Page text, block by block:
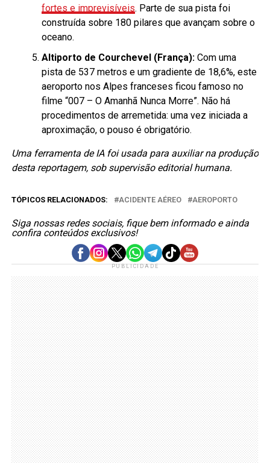
fortes e imprevisíveis. Parte de sua pista foi
construída sobre 180 pilares que avançam sobre o
oceano.
Altiporto de Courchevel (França):Com uma
pista de 537 metros e um gradiente de 18,6%, este
aeroporto nos Alpes franceses ficou famoso no
filme “007 – O Amanhã Nunca Morre”. Não há
procedimentos de arremetida: uma vez iniciada a
aproximação, o pouso é obrigatório.
Uma ferramenta de IA foi usada para auxiliar na produção
desta reportagem, sob supervisão editorial humana.
TÓPICOS RELACIONADOS: ACIDENTE AÉREO AEROPORTO
Siga nossas redes sociais, fique bem informado e ainda
confira conteúdos exclusivos!
PUBLICIDADE